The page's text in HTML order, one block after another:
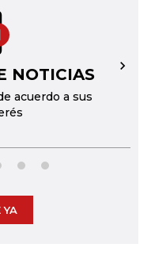
NOTICIAS
acuerdo a sus
→
YA